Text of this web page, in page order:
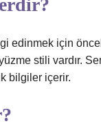
edinmek için
stili vardır.
bilgiler içerir.